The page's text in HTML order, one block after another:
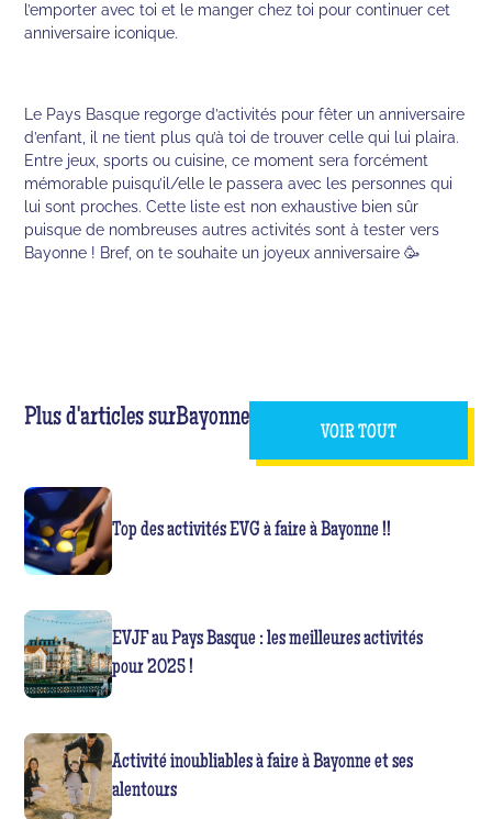
l’emporter avec toi et le manger chez toi pour continuer cet
anniversaire iconique.
Le Pays Basque regorge d’activités pour fêter un anniversaire
d’enfant, il ne tient plus qu’à toi de trouver celle qui lui plaira.
Entre jeux, sports ou cuisine, ce moment sera forcément
mémorable puisqu’il/elle le passera avec les personnes qui
lui sont proches. Cette liste est non exhaustive bien sûr
puisque de nombreuses autres activités sont à tester vers
Bayonne ! Bref, on te souhaite un joyeux anniversaire 🥳
Plus d'articles surBayonne
VOIR TOUT
Top des activités EVG à faire à Bayonne !!
EVJF au Pays Basque : les meilleures activités
pour 2025 !
Activité inoubliables à faire à Bayonne et ses
alentours